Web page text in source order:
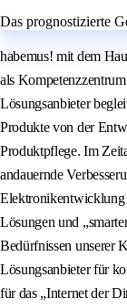
Das prognostizierte
habemus! mit dem
als
Lösungsanbieter
Produkte von der
Produktpflege. Im
andauernde
Elektronikentwicklung
Lösungen und
Bedürfnissen unserer
Lösungsanbieter für
für das „Internet der